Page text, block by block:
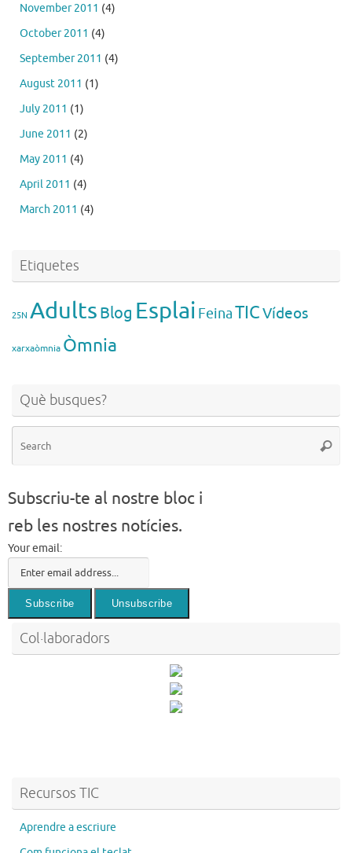
November 2011 (4)
October 2011 (4)
September 2011 (4)
August 2011 (1)
July 2011 (1)
June 2011 (2)
May 2011 (4)
April 2011 (4)
March 2011 (4)
Etiquetes
25N AdultsBlog Esplai FeinaTICVídeos
xarxaòmnia Òmnia
Què busques?
Subscriu-te al nostre bloc i
reb les nostres notícies.
Your email:
Col·laboradors
Recursos TIC
Aprendre a escriure